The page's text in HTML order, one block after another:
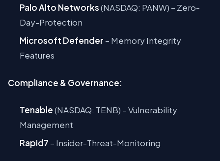
Palo Alto Networks(NASDAQ: PANW) – Zero-
Day-Protection
Microsoft Defender – Memory Integrity
Features
Compliance & Governance:
Tenable(NASDAQ: TENB) – Vulnerability
Management
Rapid7 – Insider-Threat-Monitoring